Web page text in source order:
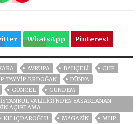
WhatsApp Pinterest
AVRUPA BAHÇELİ
CHP
TAYYIP ERDOĞAN
DÜNYA
GÜNCEL
GÜNDEM
VALILIĞI'NDEN YASAKLANAN
AÇIKLAMA
KILIÇDAROĞLU MAGAZİN
MHP